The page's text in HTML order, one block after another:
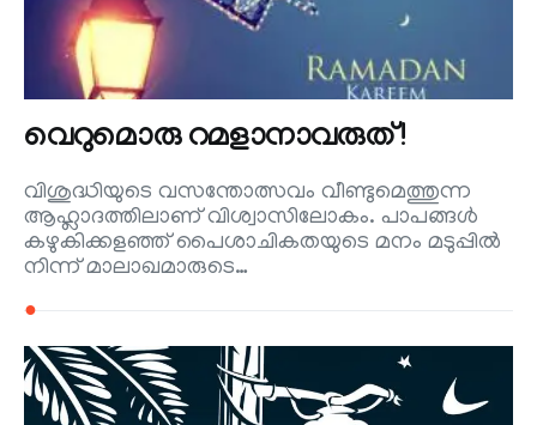
വെറുമൊരു റമളാനാവരുത് !
വിശുദ്ധിയുടെ വസന്തോത്സവം വീണ്ടുമെത്തുന്ന
ആഹ്ലാദത്തിലാണ് വിശ്വാസിലോകം. പാപങ്ങള്‍
കഴുകിക്കളഞ്ഞ് പൈശാചികതയുടെ മനം മടുപ്പില്‍
നിന്ന് മാലാഖമാരുടെ…
●